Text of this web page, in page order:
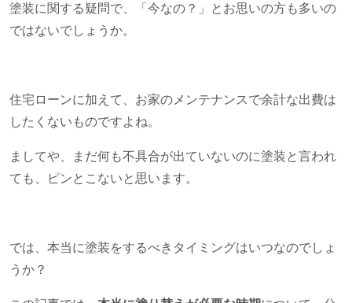
塗装に関する疑問で、「今なの？」とお思いの方も多いの
ではないでしょうか。
住宅ローンに加えて、お家のメンテナンスで余計な出費は
したくないものですよね。
ましてや、まだ何も不具合が出ていないのに塗装と言われ
ても、ピンとこないと思います。
では、本当に塗装をするべきタイミングはいつなのでしょ
うか？